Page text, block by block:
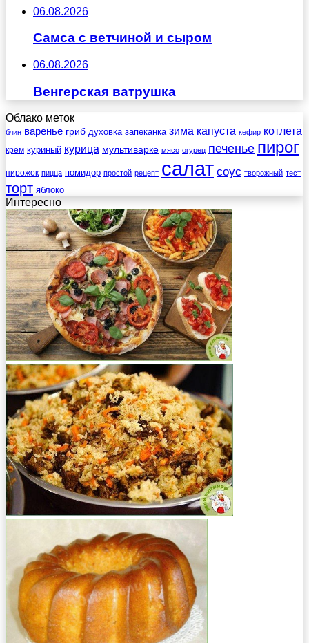
06.08.2026
Самса с ветчиной и сыром
06.08.2026
Венгерская ватрушка
Облако меток
блин варенье гриб духовка запеканка зима капуста кефир котлета
крем куриный курица мультиварке мясо огурец печенье пирог
пирожок пицца помидор простой рецепт салат соус творожный тест
торт яблоко
Интересно